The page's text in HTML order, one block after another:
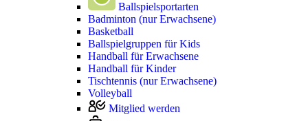
Ballspielsportarten
Badminton (nur Erwachsene)
Basketball
Ballspielgruppen für Kids
Handball für Erwachsene
Handball für Kinder
Tischtennis (nur Erwachsene)
Volleyball
Mitglied werden